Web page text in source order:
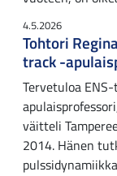
4.5.2026
Tohtori
track -
Tervetuloa
väitteli
2014. Hänen